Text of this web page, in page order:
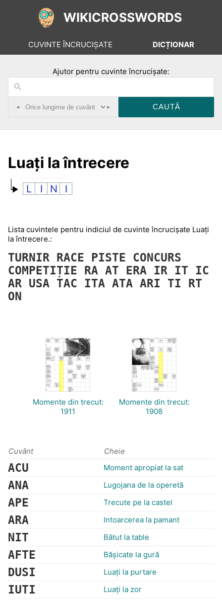
WIKICROSSWORDS
CUVINTE ÎNCRUCIȘATE DICȚIONAR
Ajutor pentru cuvinte încrucișate:
◂ ▸
Luaţi la întrecere
L I N I
Lista cuvintele pentru indiciul de cuvinte încrucișate Luaţi
la întrecere.:
TURNIR RACE PISTE CONCURS
COMPETIȚIE RA AT ERA IR IT IC
AR USA TAC ITA ATA ARI TI RT
ON
Momente din trecut:
1911
Momente din trecut:
1908
Cuvânt Cheie
ACU Moment apropiat la sat
ANA Lugojana de la operetă
APE Trecute pe la castel
ARA Intoarcerea la pamant
NIT Bătut la table
AFTE Băşicate la gură
DUSI Luaţi la purtare
IUTI Luaţi la zor